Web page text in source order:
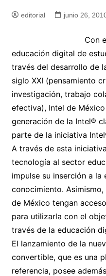
editorial junio 26,
Con
educación digital de
través del desarrollo de
siglo XXI (pensamiento
investigación, trabajo
efectiva), Intel de
generación de la Intel®
parte de la iniciativa
A través de esta
tecnología al sector
impulse su inserción a
conocimiento.
de México tengan
para utilizarla con el
través de la educación
El lanzamiento de la
convertible, que es una
referencia, posee